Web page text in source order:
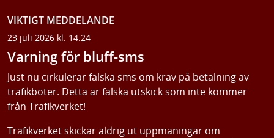
VIKTIGT MEDDELANDE
23 juli 2026 kl. 14:24
Varning för bluff-sms
Just nu cirkulerar falska sms om krav på betalning av
trafikböter. Detta är falska utskick som inte kommer
från Trafikverket!
Trafikverket skickar aldrig ut uppmaningar om